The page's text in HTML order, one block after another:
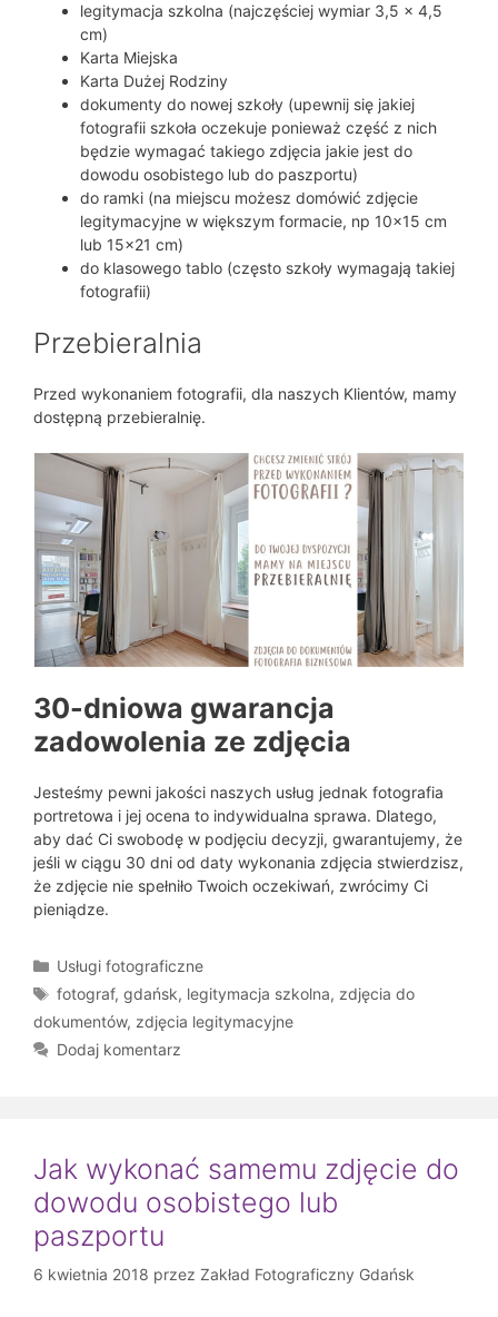
legitymacja szkolna (najczęściej wymiar 3,5 x 4,5
cm)
Karta Miejska
Karta Dużej Rodziny
dokumenty do nowej szkoły (upewnij się jakiej
fotografii szkoła oczekuje ponieważ część z nich
będzie wymagać takiego zdjęcia jakie jest do
dowodu osobistego lub do paszportu)
do ramki (na miejscu możesz domówić zdjęcie
legitymacyjne w większym formacie, np 10×15 cm
lub 15×21 cm)
do klasowego tablo (często szkoły wymagają takiej
fotografii)
Przebieralnia
Przed wykonaniem fotografii, dla naszych Klientów, mamy
dostępną przebieralnię.
30-dniowa gwarancja
zadowolenia ze zdjęcia
Jesteśmy pewni jakości naszych usług jednak fotografia
portretowa i jej ocena to indywidualna sprawa. Dlatego,
aby dać Ci swobodę w podjęciu decyzji, gwarantujemy, że
jeśli w ciągu 30 dni od daty wykonania zdjęcia stwierdzisz,
że zdjęcie nie spełniło Twoich oczekiwań, zwrócimy Ci
pieniądze.
Kategorie
Usługi fotograficzne
Tagi
fotograf,gdańsk, legitymacja szkolna, zdjęcia do
dokumentów, zdjęcia legitymacyjne
Dodaj komentarz
Jak wykonać samemu zdjęcie do
dowodu osobistego lub
paszportu
6 kwietnia 2018 przez Zakład Fotograficzny Gdańsk